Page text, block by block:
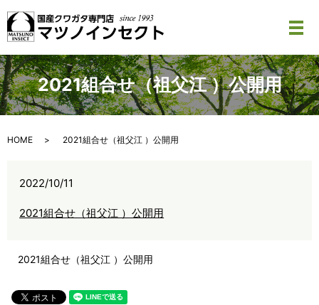
メ
2021組合せ（祖父江 ）公開用
HOME 2021組合せ（祖父江 ）公開用
2022/10/11
2021組合せ（祖父江 ）公開用
2021組合せ（祖父江 ）公開用